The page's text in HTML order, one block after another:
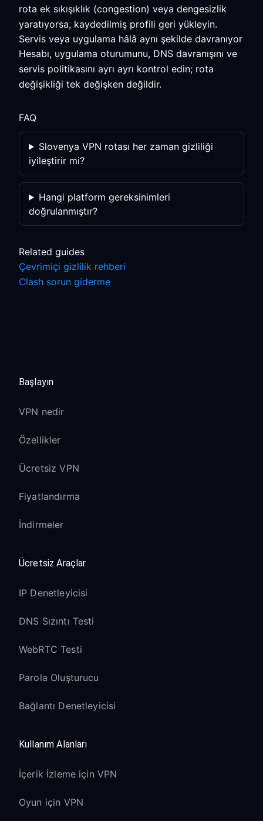
rota ek sıkışıklık (congestion) veya dengesizlik
yaratıyorsa, kaydedilmiş profili geri yükleyin.
Servis veya uygulama hâlâ aynı şekilde davranıyor
Hesabı, uygulama oturumunu, DNS davranışını ve
servis politikasını ayrı ayrı kontrol edin; rota
değişikliği tek değişken değildir.
FAQ
Slovenya VPN rotası her zaman gizliliği
iyileştirir mi?
Hangi platform gereksinimleri
doğrulanmıştır?
Related guides
Çevrimiçi gizlilik rehberi
Clash sorun giderme
Başlayın
VPN nedir
Özellikler
Ücretsiz VPN
Fiyatlandırma
İndirmeler
Ücretsiz Araçlar
IP Denetleyicisi
DNS Sızıntı Testi
WebRTC Testi
Parola Oluşturucu
Bağlantı Denetleyicisi
Kullanım Alanları
İçerik İzleme için VPN
Oyun için VPN